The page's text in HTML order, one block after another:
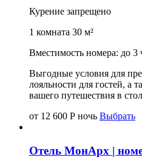
Курение запрещено
1 комната 30 м²
Вместимость номера: до 3
Выгодные условия для
лояльности для гостей, а
вашего путешествия в
от 12 600 Р ночь Выбрать
Отель МонАрх |